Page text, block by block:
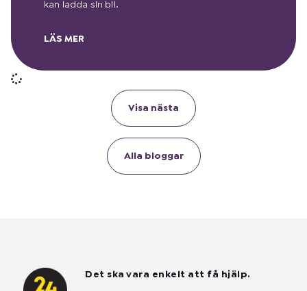
kan ladda sin bil.
LÄS MER
Visa nästa
Alla bloggar
Det ska vara enkelt att få hjälp.